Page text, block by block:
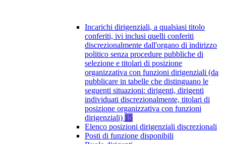
Incarichi dirigenziali, a qualsiasi titolo
conferiti, ivi inclusi quelli conferiti
discrezionalmente dall'organo di indirizzo
politico senza procedure pubbliche di
selezione e titolari di posizione
organizzativa con funzioni dirigenziali (da
pubblicare in tabelle che distinguano le
seguenti situazioni: dirigenti, dirigenti
individuati discrezionalmente, titolari di
posizione organizzativa con funzioni
dirigenziali) 15
Elenco posizioni dirigenziali discrezionali
Posti di funzione disponibili